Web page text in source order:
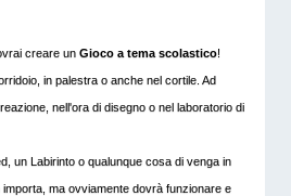
creare un Gioco a tema scolastico!
in palestra o anche nel cortile. Ad
nell'ora di disegno o nel laboratorio di
un Labirinto o qualunque cosa di venga in
ma ovviamente dovrà funzionare e